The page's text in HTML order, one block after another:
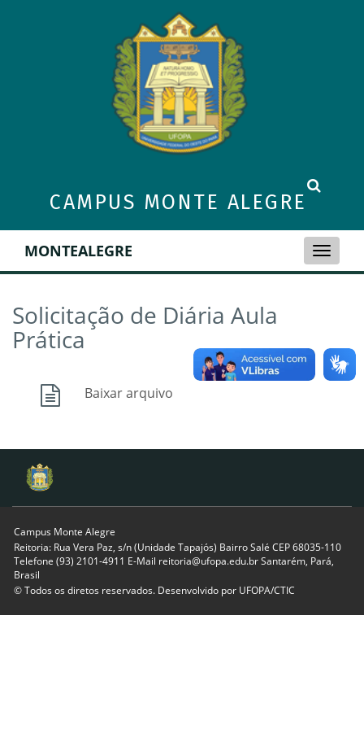
CAMPUS MONTE ALEGRE
Toggle
MONTEALEGRE
Solicitação de Diária Aula
Prática
Baixar arquivo
Campus Monte Alegre
Reitoria: Rua Vera Paz, s/n (Unidade Tapajós) Bairro Salé CEP 68035-110
Telefone (93) 2101-4911 E-Mail reitoria@ufopa.edu.br Santarém, Pará,
Brasil
© Todos os diretos reservados. Desenvolvido por UFOPA/CTIC